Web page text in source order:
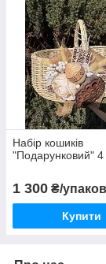
Набір кошиків
"Подарунковий" 4
1 300 ₴/
Купити